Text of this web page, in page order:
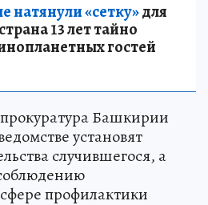
«сетку»для
13 лет тайно
гостей
Башкирии
установят
случившегося, а
профилактики